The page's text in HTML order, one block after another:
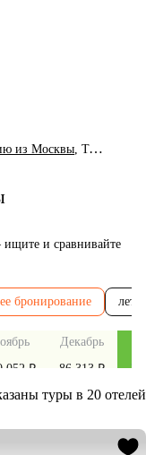
из Москвы Туры в Богазкент из Москвы
и сравнивайте
бронирование лето
052 ₽
Декабрь
86 313 ₽
72
туры в 20 отелей